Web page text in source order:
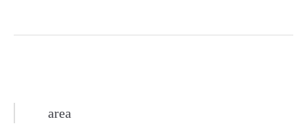
Навигация
area